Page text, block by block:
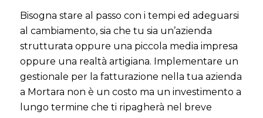
Bisogna stare al passo con i tempi ed adeguarsi
al cambiamento, sia che tu sia un’azienda
strutturata oppure una piccola media impresa
oppure una realtà artigiana. Implementare un
gestionale per la fatturazione nella tua azienda
a Mortara non è un costo ma un investimento a
lungo termine che ti ripagherà nel breve